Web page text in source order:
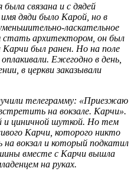
связана и с дядей
дяди было Карой, но в
ласкательное
архитектором, он был
Карчи был ранен. Но на поле
Ежегодно в день,
в церкви заказывали
телеграмму: «Приезжаю
на вокзале. Карчи».
и циничной шуткой. Но тем
Карчи, которого никто
вокзал и который подкатил
вместе с Карчи вышла
на руках.